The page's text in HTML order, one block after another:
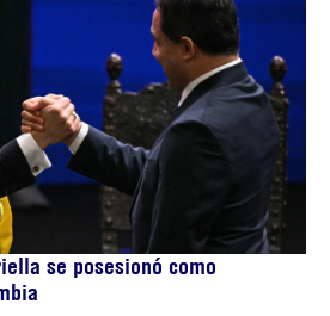
se posesionó como